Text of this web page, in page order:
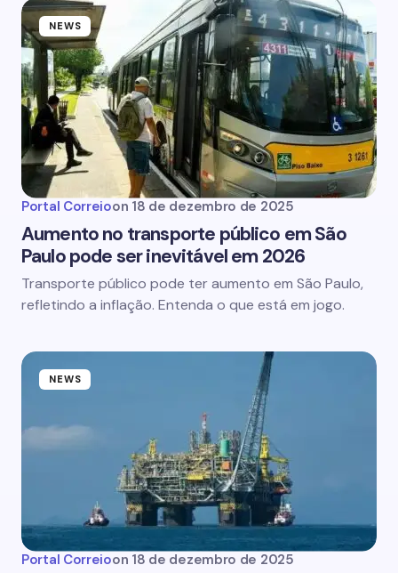
NEWS
Portal Correioon 18 de dezembro de 2025
Aumento no transporte público em São
Paulo pode ser inevitável em 2026
Transporte público pode ter aumento em São Paulo,
refletindo a inflação. Entenda o que está em jogo.
NEWS
Portal Correioon 18 de dezembro de 2025